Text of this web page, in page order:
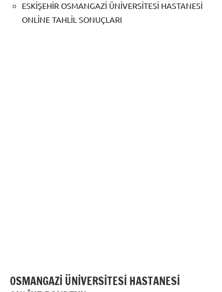
ESKİŞEHİR OSMANGAZİ ÜNİVERSİTESİ HASTANESİ
ONLİNE TAHLİL SONUÇLARI
OSMANGAZİ ÜNİVERSİTESİ HASTANESİ